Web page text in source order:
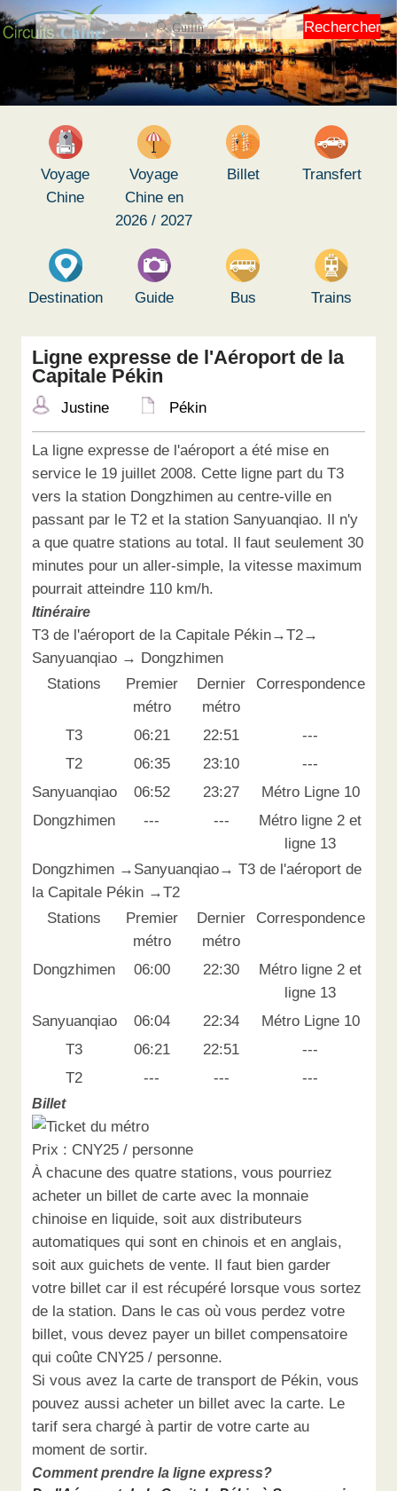
Rechercher
Voyage
Chine
Voyage
Chine en
2026 / 2027
Billet Transfert
Destination Guide Bus Trains
Ligne expresse de l'Aéroport de la
Capitale Pékin
Justine Pékin
La ligne expresse de l'aéroport a été mise en
service le 19 juillet 2008. Cette ligne part du T3
vers la station Dongzhimen au centre-ville en
passant par le T2 et la station Sanyuanqiao. Il n'y
a que quatre stations au total. Il faut seulement 30
minutes pour un aller-simple, la vitesse maximum
pourrait atteindre 110 km/h.
Itinéraire
T3 de l'aéroport de la Capitale Pékin→T2→
Sanyuanqiao → Dongzhimen
Stations
Premier
métro
Dernier
métro
Correspondence
T3 06:21 22:51
---
T2
06:35 23:10
---
Sanyuanqiao
06:52 23:27
Métro Ligne 10
Dongzhimen
--- ---
Métro ligne 2 et
ligne 13
Dongzhimen →Sanyuanqiao→ T3 de l'aéroport de
la Capitale Pékin →T2
Stations
Premier
métro
Dernier
métro
Correspondence
Dongzhimen 06:00 22:30
Métro ligne 2 et
ligne 13
Sanyuanqiao
06:04 22:34
Métro Ligne 10
T3
06:21 22:51
---
T2
--- --- ---
Billet
Prix : CNY25 / personne
À chacune des quatre stations, vous pourriez
acheter un billet de carte avec la monnaie
chinoise en liquide, soit aux distributeurs
automatiques qui sont en chinois et en anglais,
soit aux guichets de vente. Il faut bien garder
votre billet car il est récupéré lorsque vous sortez
de la station. Dans le cas où vous perdez votre
billet, vous devez payer un billet compensatoire
qui coûte CNY25 / personne.
Si vous avez la carte de transport de Pékin, vous
pouvez aussi acheter un billet avec la carte. Le
tarif sera chargé à partir de votre carte au
moment de sortir.
Comment prendre la ligne express?